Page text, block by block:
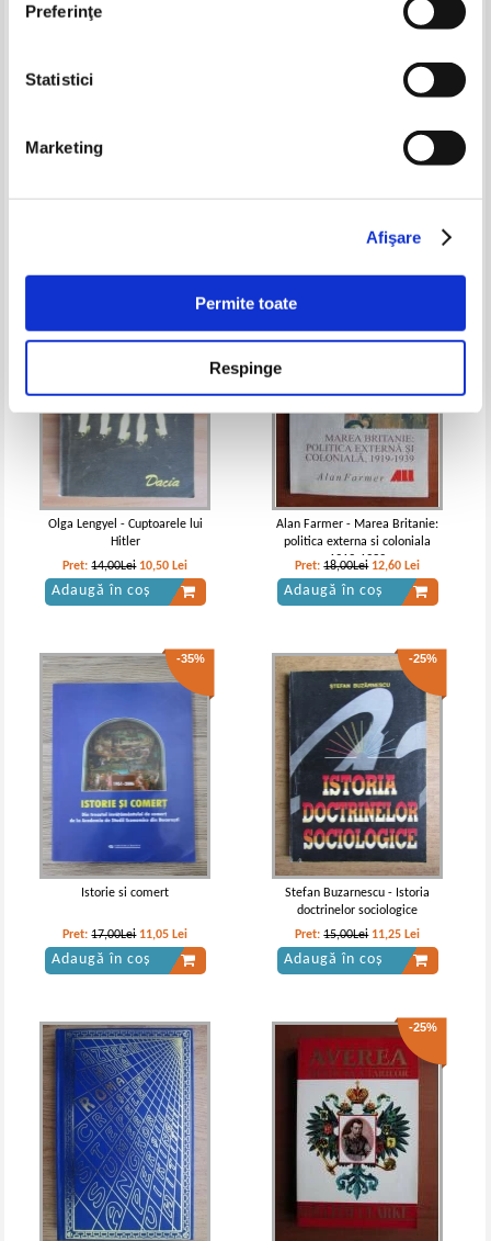
Preferinţe
Statistici
Marketing
Afişare
Permite toate
Respinge
Radu Ilea - In cautarea
Pret:25,00Lei 16,25 Lei
Gheorghe Vladutescu, Aurelian
Pret:10,00 Lei
Olga Lengyel - Cuptoarele lui
Hitler
Pret:14,00Lei 10,50 Lei
Adaugă în coș
Alan Farmer - Marea Britanie:
politica externa si coloniala
1919-1939
Pret:18,00Lei 12,60 Lei
Adaugă în coș
-35%
Istorie si comert
Pret:17,00Lei 11,05 Lei
Adaugă în coș
-25%
Stefan Buzarnescu - Istoria
doctrinelor sociologice
Pret:15,00Lei 11,25 Lei
Adaugă în coș
-25%